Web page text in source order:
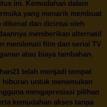
ini. Kemudahan dalam
yang menarik membuat
dan dicintai oleh
memberikan alternatif
menikmati film dan serial TV
atau biaya tambahan.
telah menjadi tempat
untuk menemukan
mengapresiasi pilihan
kemudahan akses tanpa